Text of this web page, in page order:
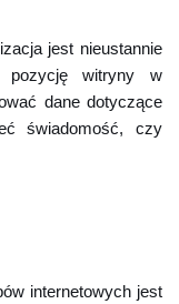
jest nieustannie
witryny w
dane dotyczące
świadomość, czy
internetowych jest